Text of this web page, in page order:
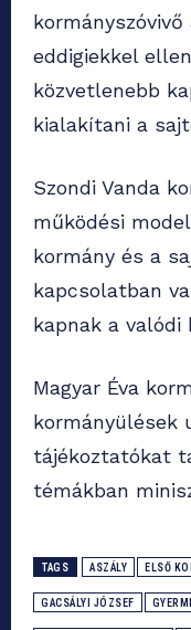
eddigiekkel
közvetlenebb
kialakítani a
Szondi Vanda
működési
kormány és a
kapcsolatban
kapnak a valódi
Magyar Éva
kormányülések
tájékoztatókat
témákban
TAGS ASZÁLY ELSŐ
GACSÁLYI JÓZSEF